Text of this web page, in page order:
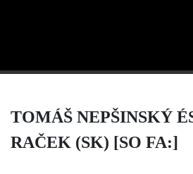
TOMÁŠ NEPŠINSKÝ
RAČEK (SK) [SO FA:]